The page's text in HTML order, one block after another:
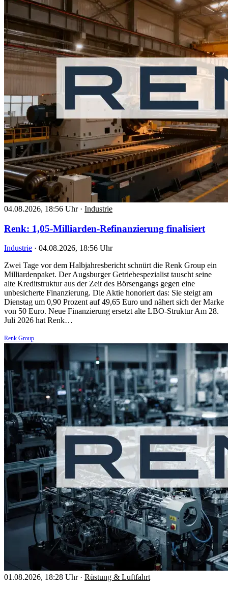
04.08.2026, 18:56 Uhr · Industrie
Renk: 1,05-Milliarden-Refinanzierung finalisiert
Industrie · 04.08.2026, 18:56 Uhr
Zwei Tage vor dem Halbjahresbericht schnürt die Renk Group ein
Milliardenpaket. Der Augsburger Getriebespezialist tauscht seine
alte Kreditstruktur aus der Zeit des Börsengangs gegen eine
unbesicherte Finanzierung. Die Aktie honoriert das: Sie steigt am
Dienstag um 0,90 Prozent auf 49,65 Euro und nähert sich der Marke
von 50 Euro. Neue Finanzierung ersetzt alte LBO-Struktur Am 28.
Juli 2026 hat Renk…
Renk Group
01.08.2026, 18:28 Uhr · Rüstung & Luftfahrt